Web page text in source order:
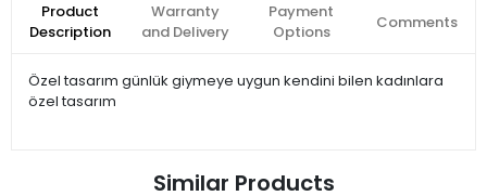
Product
Description
Warranty
and Delivery
Payment
Options
Comments
Özel tasarım günlük giymeye uygun kendini bilen kadınlara
özel tasarım
Similar Products